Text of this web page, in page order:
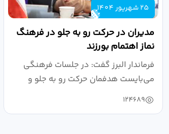
25 شهریور 1404
مدیران در حرکت رو به جلو در فرهنگ
نماز اهتمام بورزند
فرماندار البرز گفت: در جلسات فرهنگی
می‌بایست هدفمان حرکت رو به جلو و
دستیابی...
124689